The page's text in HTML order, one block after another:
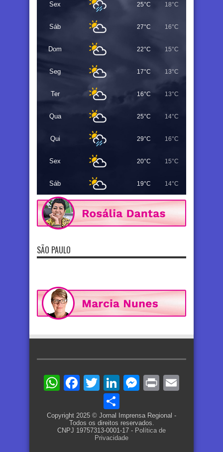
Sex 25°C 18°C
Sáb 27°C 16°C
Dom 22°C 15°C
Seg 17°C 13°C
Ter 16°C 13°C
Qua 25°C 14°C
Qui 29°C 16°C
Sex 20°C 15°C
Sáb 19°C 14°C
SÃO PAULO
WhatsApp
Facebook
TwitterLinkedIn
Messenger
Print
Copyright 2025 © Jornal Imprensa Regional -
Todos os direitos reservados.
CNPJ 19757313-0001-17 - Política de
Privacidade